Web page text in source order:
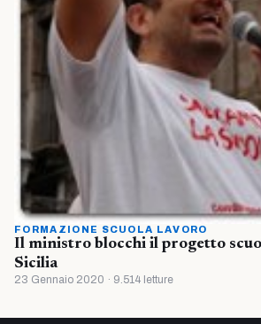
FORMAZIONE SCUOLA LAVORO
Il ministro blocchi il progetto
Sicilia
23 Gennaio 2020 · 9.514 letture